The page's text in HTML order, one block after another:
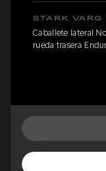
STARK VARG
Caballete lateral
rueda trasera